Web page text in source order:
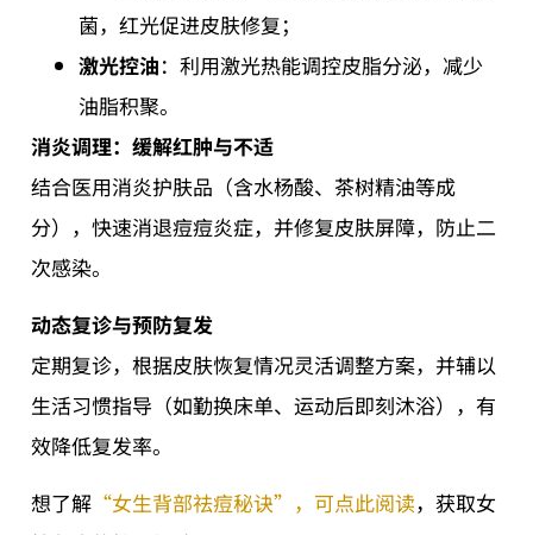
菌，红光促进皮肤修复；
激光控油：利用激光热能调控皮脂分泌，减少
油脂积聚。
消炎调理：缓解红肿与不适
结合医用消炎护肤品（含水杨酸、茶树精油等成
分），快速消退痘痘炎症，并修复皮肤屏障，防止二
次感染。
动态复诊与预防复发
定期复诊，根据皮肤恢复情况灵活调整方案，并辅以
生活习惯指导（如勤换床单、运动后即刻沐浴），有
效降低复发率。
想了解 “女生背部祛痘秘诀”，可点此阅读，获取女